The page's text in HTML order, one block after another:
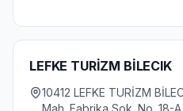
LEFKE TURİZM BİLECIK
10412 LEFKE TURİZM
Mah. Fabrika Sok. No. 18-